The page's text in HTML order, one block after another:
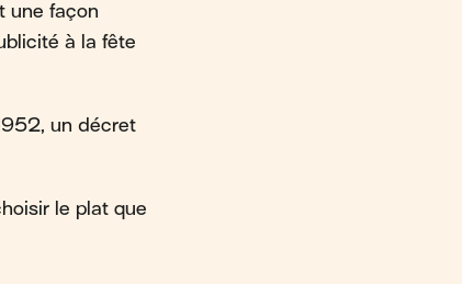
une façon
à la fête
un décret
le plat que